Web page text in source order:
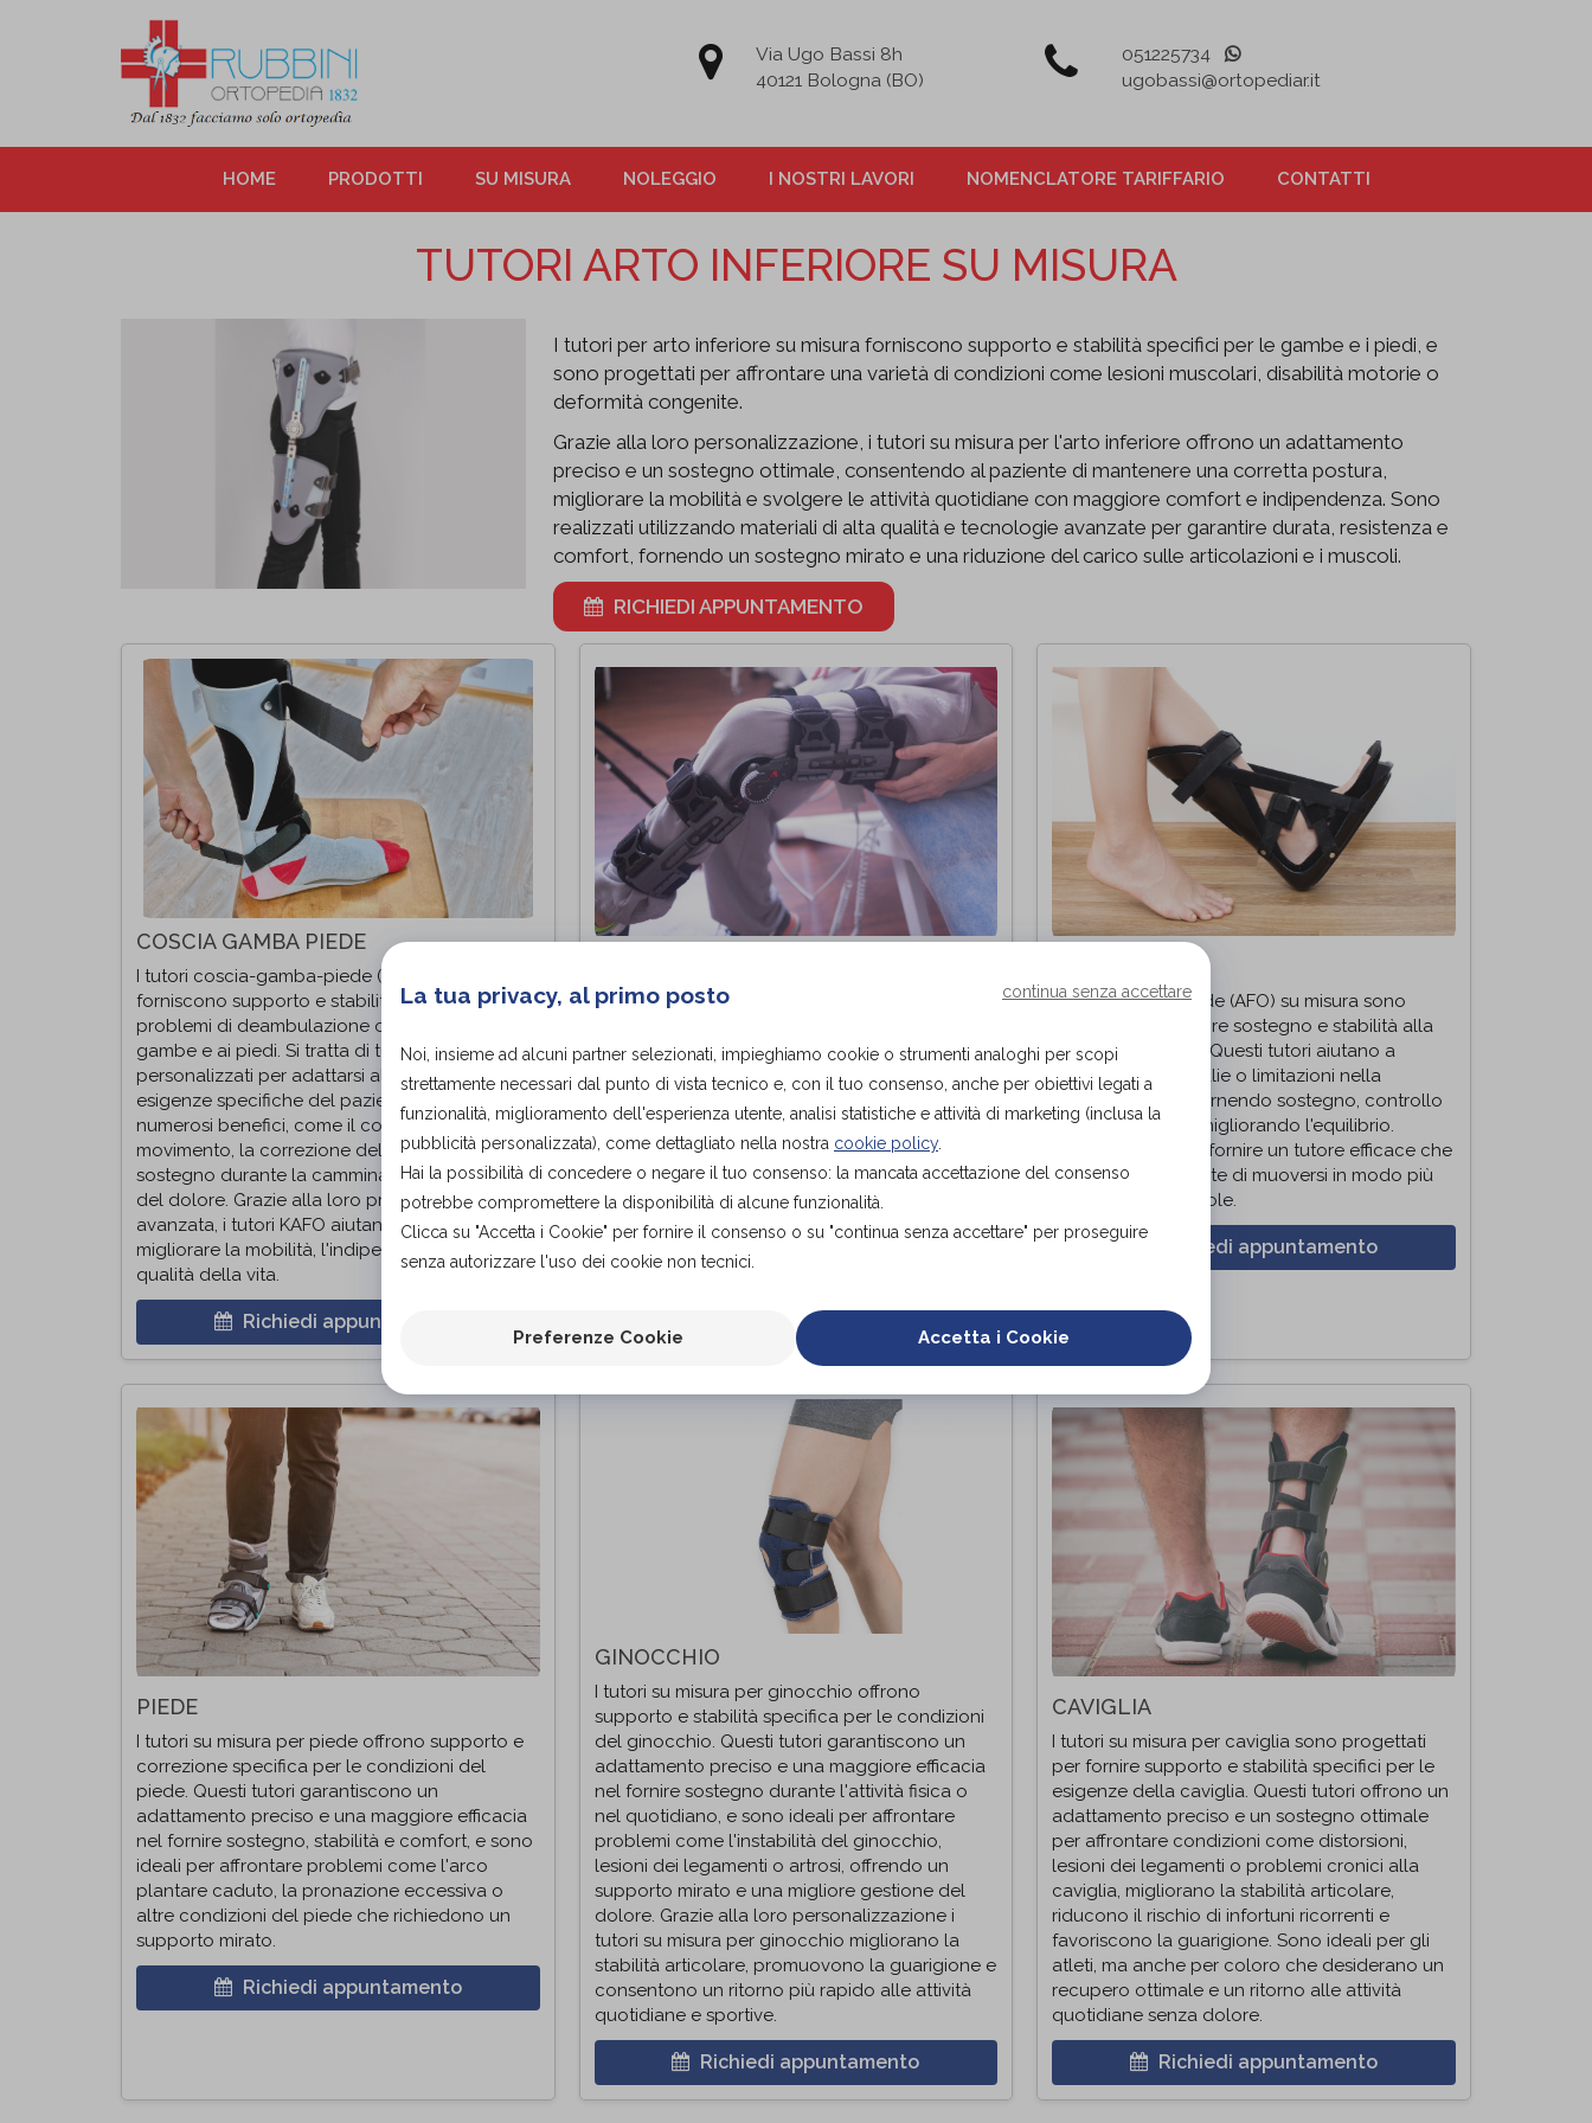
Via Ugo Bassi 8h
40121 Bologna (BO)
051225734
ugobassi@ortopediar.it
HOME PRODOTTI SU MISURA NOLEGGIO I NOSTRI LAVORI NOMENCLATORE TARIFFARIO CONTATTI
TUTORI ARTO INFERIORE SU MISURA
I tutori per arto inferiore su misura forniscono supporto e stabilità specifici per le gambe e i piedi, e
sono progettati per affrontare una varietà di condizioni come lesioni muscolari, disabilità motorie o
deformità congenite.
Grazie alla loro personalizzazione, i tutori su misura per l'arto inferiore offrono un adattamento
preciso e un sostegno ottimale, consentendo al paziente di mantenere una corretta postura,
migliorare la mobilità e svolgere le attività quotidiane con maggiore comfort e indipendenza. Sono
realizzati utilizzando materiali di alta qualità e tecnologie avanzate per garantire durata, resistenza e
comfort, fornendo un sostegno mirato e una riduzione del carico sulle articolazioni e i muscoli.
RICHIEDI APPUNTAMENTO
COSCIA GAMBA PIEDE
I tutori coscia-gamba-piede (KAFO) su misura
forniscono supporto e stabilità a pazienti con
problemi di deambulazione o lesioni alle
gambe e ai piedi. Si tratta di tutori
personalizzati per adattarsi alle misure e alle
esigenze specifiche del paziente, che offrono
numerosi benefici, come il controllo del
movimento, la correzione delle deformità, il
sostegno durante la camminata e la riduzione
del dolore. Grazie alla loro progettazione
avanzata, i tutori KAFO aiutano i pazienti a
migliorare la mobilità, l'indipendenza e la
qualità della vita.
Richiedi appuntamento
I tutori coscia-gamba (KO) su misura forniscono
disfunzioni agli arti inferiori. Si tratta di tutori
progettati per offrire un sostegno adeguato
alla coscia e alla gamba, consentendo un
corretto allineamento e una migliore mobilità,
che possono essere utilizzati per supportare e
stabilizzare l'articolazione del ginocchio,
fornendo un sollievo dal dolore, migliorando la
funzionalità e promuovendo il recupero.
Richiedi appuntamento
I tutori gamba-piede (AFO) su misura sono
progettati per fornire sostegno e stabilità alla
gamba e al piede. Questi tutori aiutano a
correggere anomalie o limitazioni nella
deambulazione, fornendo sostegno, controllo
del movimento e migliorando l'equilibrio.
L'obiettivo finale è fornire un tutore efficace che
permetta al paziente di muoversi in modo più
sicuro e confortevole.
Richiedi appuntamento
PIEDE
I tutori su misura per piede offrono supporto e
correzione specifica per le condizioni del
piede. Questi tutori garantiscono un
adattamento preciso e una maggiore efficacia
nel fornire sostegno, stabilità e comfort, e sono
ideali per affrontare problemi come l'arco
plantare caduto, la pronazione eccessiva o
altre condizioni del piede che richiedono un
supporto mirato.
Richiedi appuntamento
GINOCCHIO
I tutori su misura per ginocchio offrono
supporto e stabilità specifica per le condizioni
del ginocchio. Questi tutori garantiscono un
adattamento preciso e una maggiore efficacia
nel fornire sostegno durante l'attività fisica o
nel quotidiano, e sono ideali per affrontare
problemi come l'instabilità del ginocchio,
lesioni dei legamenti o artrosi, offrendo un
supporto mirato e una migliore gestione del
dolore. Grazie alla loro personalizzazione i
tutori su misura per ginocchio migliorano la
stabilità articolare, promuovono la guarigione e
consentono un ritorno più rapido alle attività
quotidiane e sportive.
Richiedi appuntamento
CAVIGLIA
I tutori su misura per caviglia sono progettati
per fornire supporto e stabilità specifici per le
esigenze della caviglia. Questi tutori offrono un
adattamento preciso e un sostegno ottimale
per affrontare condizioni come distorsioni,
lesioni dei legamenti o problemi cronici alla
caviglia, migliorano la stabilità articolare,
riducono il rischio di infortuni ricorrenti e
favoriscono la guarigione. Sono ideali per gli
atleti, ma anche per coloro che desiderano un
recupero ottimale e un ritorno alle attività
quotidiane senza dolore.
Richiedi appuntamento
La tua privacy, al primo posto continua senza accettare
Noi, insieme ad alcuni partner selezionati, impieghiamo cookie o strumenti analoghi per scopi
strettamente necessari dal punto di vista tecnico e, con il tuo consenso, anche per obiettivi legati a
funzionalità, miglioramento dell'esperienza utente, analisi statistiche e attività di marketing (inclusa la
pubblicità personalizzata), come dettagliato nella nostra cookie policy.
Hai la possibilità di concedere o negare il tuo consenso: la mancata accettazione del consenso
potrebbe compromettere la disponibilità di alcune funzionalità.
Clicca su "Accetta i Cookie" per fornire il consenso o su "continua senza accettare" per proseguire
senza autorizzare l'uso dei cookie non tecnici.
Preferenze Cookie Accetta i Cookie